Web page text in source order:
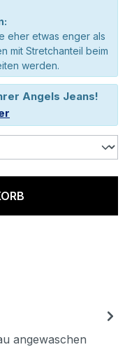
eher etwas enger als
mit Stretchanteil beim
werden.
Angels Jeans!
angewaschen